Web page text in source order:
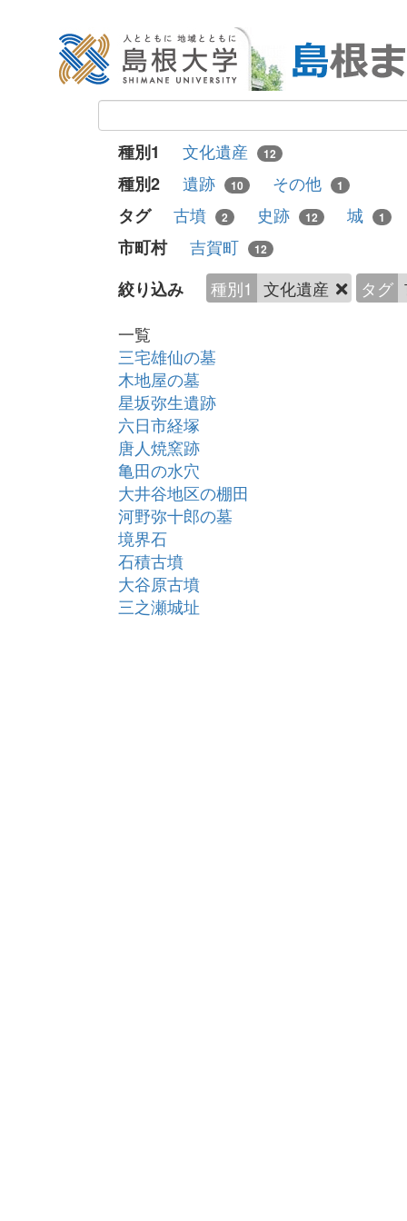
種別1 文化遺産 12
種別2 遺跡 10 その他 1
タグ 古墳 2 史跡 12 城 1
市町村 吉賀町 12
絞り込み 種別1 文化遺産 タグ
一覧
三宅雄仙の墓
木地屋の墓
星坂弥生遺跡
六日市経塚
唐人焼窯跡
亀田の水穴
大井谷地区の棚田
河野弥十郎の墓
境界石
石積古墳
大谷原古墳
三之瀬城址